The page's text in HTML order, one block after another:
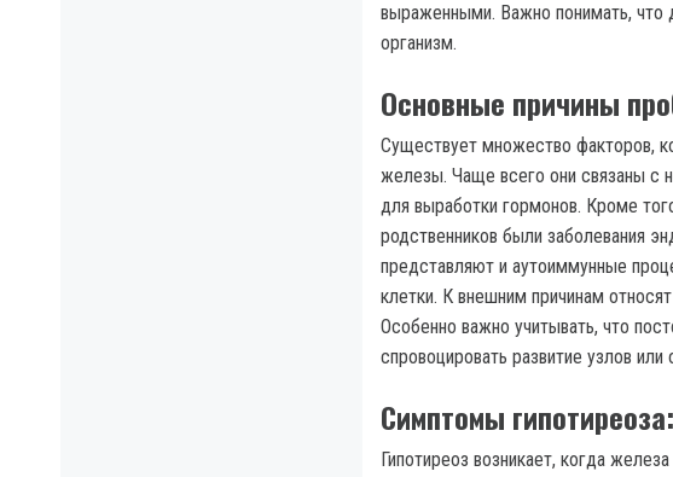
выраженными. Важно понимать, что
организм.
Основные причины
Существует множество факторов,
железы. Чаще всего они связаны с
для выработки гормонов. Кроме
родственников были заболевания
представляют и аутоиммунные
клетки. К внешним причинам
Особенно важно учитывать, что
спровоцировать развитие узлов или
Симптомы
Гипотиреоз возникает, когда